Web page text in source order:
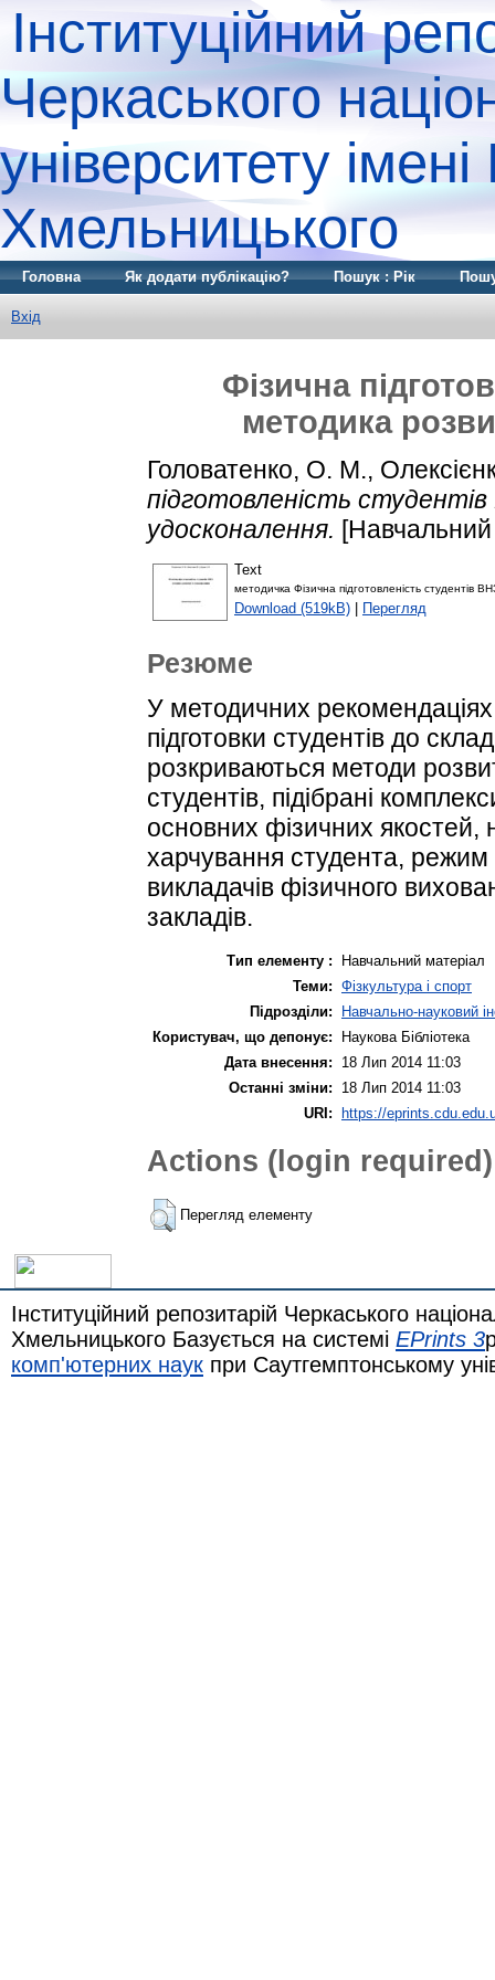
Інституційний
Черкаського
університету
Хмельницького
Головна Як додати публікацію? Пошук : Рік
Вхід
Фізична
методика
Головатенко, О. М.,
підготовленість
удосконалення. [Навчальний
Text
методичка Фізична підготовленість студентів
Download (519kB) Перегляд
Резюме
У методичних рекомендаціях
підготовки студентів до
розкриваються методи
студентів, підібрані
основних фізичних якостей,
харчування студента,
викладачів фізичного
закладів.
Тип елементу :
Навчальний матеріал
Теми: Фізкультура і спорт
Підрозділи:
Навчально-науковий
Користувач, що депонує:
Наукова Бібліотека
Дата внесення:
18 Лип 2014 11:03
Останні зміни:
18 Лип 2014 11:03
URI: https://
Actions (login required)
Перегляд елементу
Інституційний репозитарій Черкаського
Хмельницького Базується на системі EPrints 3
комп'ютерних наук при Саутгемптонському